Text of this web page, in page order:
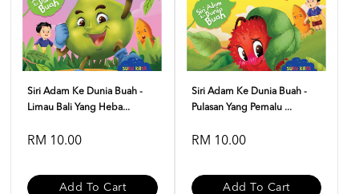
Siri Adam Ke Dunia Buah -
Limau Bali Yang Heba...
RM 10.00
Add To Cart
Siri Adam Ke Dunia Buah -
Pulasan Yang Pemalu ...
RM 10.00
Add To Cart